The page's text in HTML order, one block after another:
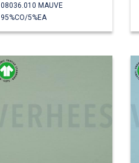
08036.010 MAUVE
95%CO/5%EA